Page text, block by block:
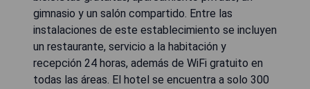
gimnasio y un salón compartido. Entre las
instalaciones de este establecimiento se incluyen
un restaurante, servicio a la habitación y
recepción 24 horas, además de WiFi gratuito en
todas las áreas. El hotel se encuentra a solo 300